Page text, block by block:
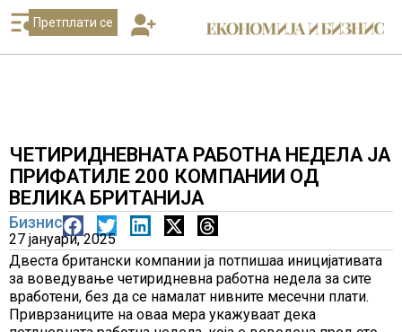
Претплати се
ЧЕТИРИДНЕВНАТА РАБОТНА НЕДЕЛА ЈА
ПРИФАТИЛЕ 200 КОМПАНИИ ОД
ВЕЛИКА БРИТАНИЈА
Бизнис
27 јануари, 2025
Двеста британски компании ја потпишаа иницијативата
за воведување четиридневна работна недела за сите
вработени, без да се намалат нивните месечни плати.
Приврзаниците на оваа мера укажуваат дека